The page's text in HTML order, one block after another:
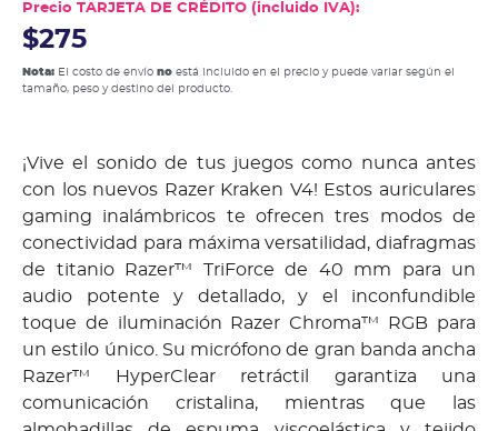
Precio TARJETA DE CRÉDITO (incluido IVA):
$275
Nota: El costo de envío no está incluido en el precio y puede variar según el
tamaño, peso y destino del producto.
¡Vive el sonido de tus juegos como nunca antes
con los nuevos Razer Kraken V4! Estos auriculares
gaming inalámbricos te ofrecen tres modos de
conectividad para máxima versatilidad, diafragmas
de titanio Razer™ TriForce de 40 mm para un
audio potente y detallado, y el inconfundible
toque de iluminación Razer Chroma™ RGB para
un estilo único. Su micrófono de gran banda ancha
Razer™ HyperClear retráctil garantiza una
comunicación cristalina, mientras que las